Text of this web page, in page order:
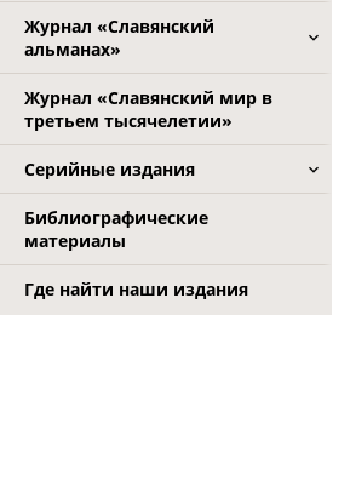
Журнал «Славянский
альманах»
Журнал «Славянский мир в
третьем тысячелетии»
Серийные издания
Библиографические
материалы
Где найти наши издания